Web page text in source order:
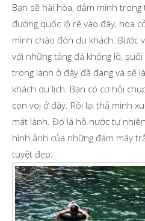
Bạn sẽ hài hòa, đắm mình
đường quốc lộ rẽ vào đây, hoa
mình chào đón du khách. Bước
với những tảng đá khổng lồ,
trong lành ở đây đã đang và sẽ
khách du lịch. Bạn có cơ hội
con voi ở đây. Rồi lại thả mình
mát lành. Đó là hồ nước tự
hình ảnh của những đám mây
tuyệt đẹp.